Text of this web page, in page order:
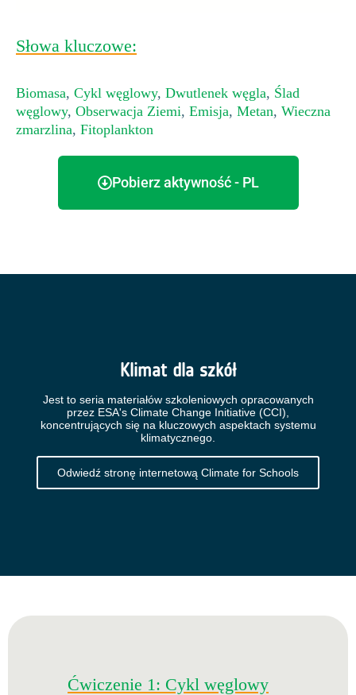
Słowa kluczowe:
Biomasa, Cykl węglowy, Dwutlenek węgla, Ślad
węglowy, Obserwacja Ziemi, Emisja, Metan, Wieczna
zmarzlina, Fitoplankton
Pobierz aktywność - PL
Klimat dla szkół
Jest to seria materiałów szkoleniowych opracowanych
przez ESA's Climate Change Initiative (CCI),
koncentrujących się na kluczowych aspektach systemu
klimatycznego.
Odwiedź stronę internetową Climate for Schools
Ćwiczenie 1: Cykl węglowy